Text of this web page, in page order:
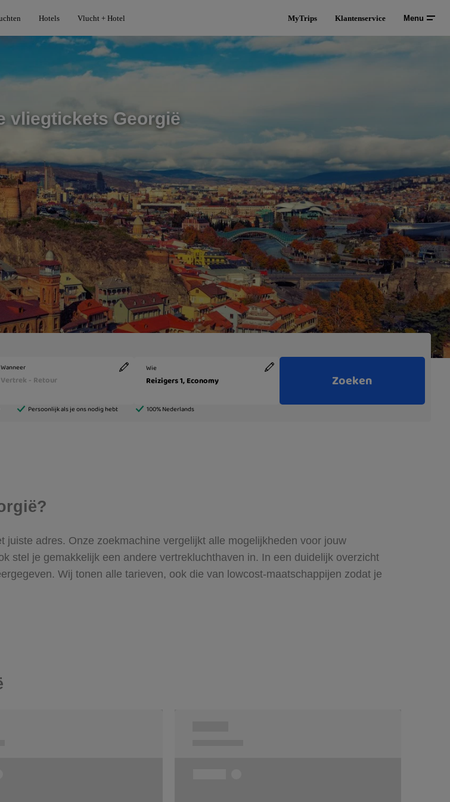
Hotels Vlucht + Hotel MyTrips Klantenservice Menu
vliegtickets Georgië
adres. Onze zoekmachine vergelijkt alle mogelijkheden voor jouw
stel je gemakkelijk een andere vertrekluchthaven in. In een duidelijk overzicht
Wij tonen alle tarieven, ook die van lowcost-maatschappijen zodat je